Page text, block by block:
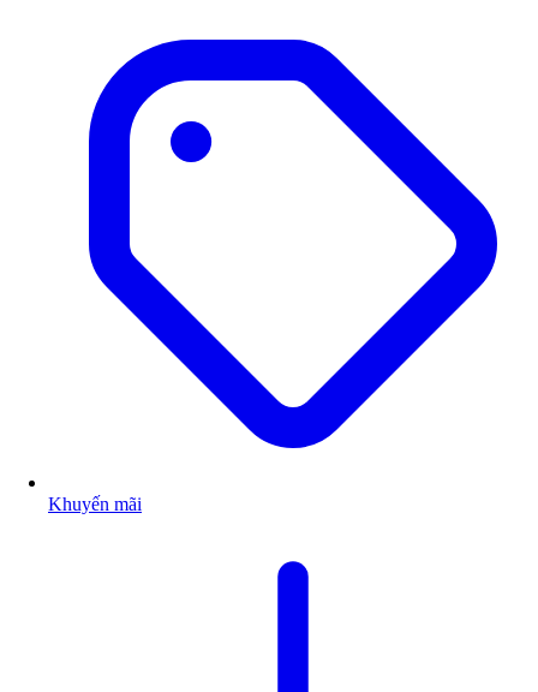
Khuyến mãi